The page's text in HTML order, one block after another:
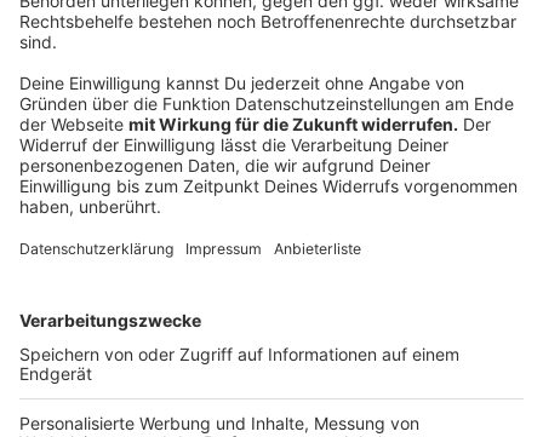
Weitere Links:
Die lange Liste der Nutzerdaten in Social-Media:
https://www.watson.ch/digital/native/865689393-
was-google-facebook-instagram-und-snapchat-von-
dir-wissen-die-laaaaange-liste
https://www.internetworld.de/social-media/big-
data/daten-sammeln-soziale-netzwerke-
1448765.html